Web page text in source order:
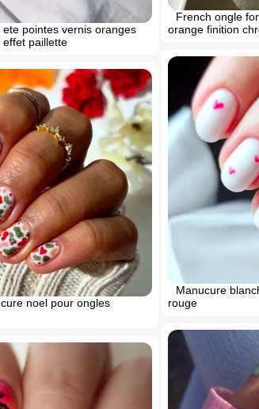
French ongle
orange finition
ete pointes vernis oranges
paillette
Manucure
rouge
noel pour ongles